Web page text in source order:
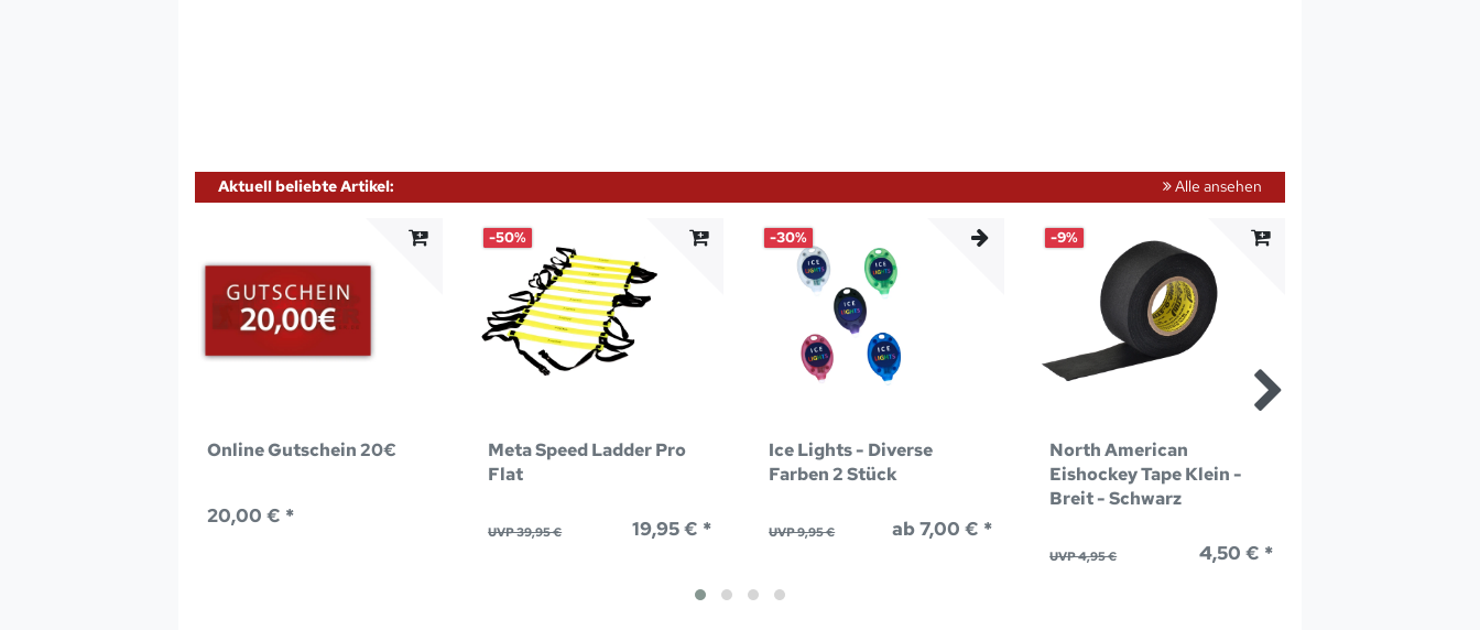
Aktuell beliebte Artikel: Alle ansehen
Online Gutschein 20€
20,00 € *
-50%
Meta Speed Ladder Pro
Flat
UVP 39,95 € 19,95 € *
-30%
Ice Lights - Diverse
Farben 2 Stück
UVP 9,95 € ab 7,00 € *
-9%
North American
Eishockey Tape Klein -
Breit - Schwarz
UVP 4,95 € 4,50 € *